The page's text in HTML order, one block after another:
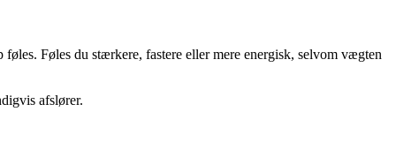
Føles du stærkere, fastere eller mere energisk, selvom vægten
afslører.